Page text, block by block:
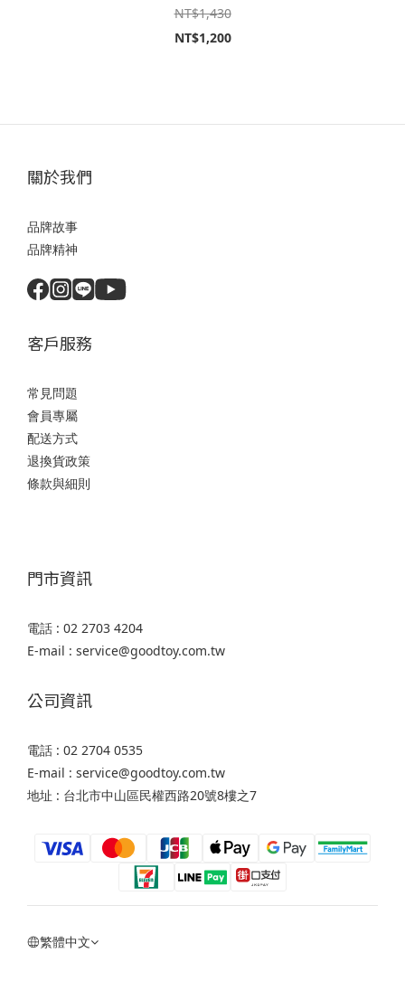
NT$1,430
NT$1,200
關於我們
品牌故事
品牌精神
客戶服務
常見問題
會員專屬
配送方式
退換貨政策
條款與細則
門市資訊
電話 : 02 2703 4204
E-mail : service@goodtoy.com.tw
公司資訊
電話 : 02 2704 0535
E-mail : service@goodtoy.com.tw
地址 : 台北市中山區民權西路20號8樓之7
繁體中文